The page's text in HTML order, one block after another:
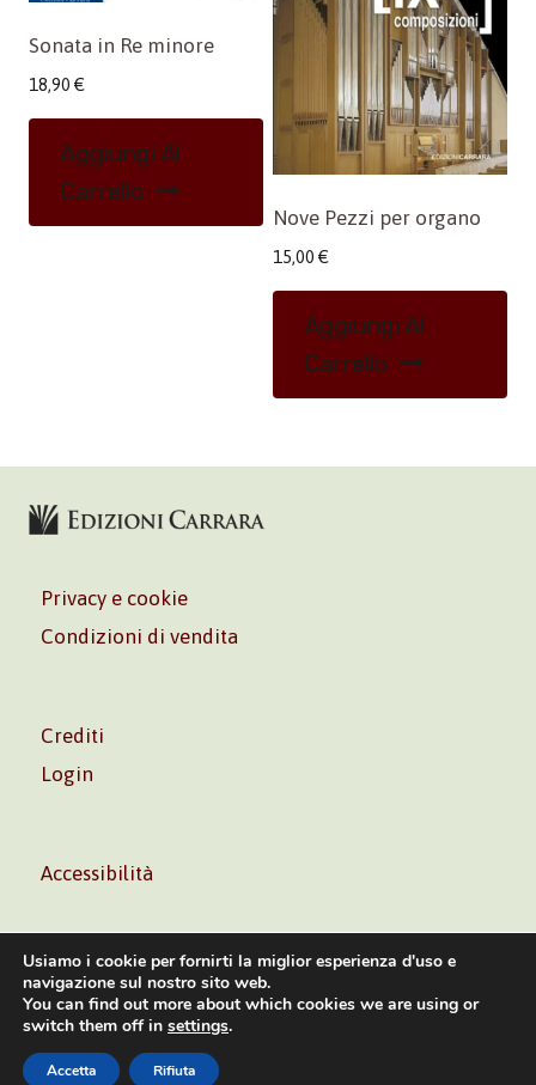
Sonata in Re minore
18,90 €
Aggiungi Al
Carrello
Nove Pezzi per organo
15,00 €
Aggiungi Al
Carrello
Privacy e cookie
Condizioni di vendita
Crediti
Login
Accessibilità
Volontè & Co. Srl – P.I. 06181480960 –info@volonte-
Usiamo i cookie per fornirti la miglior esperienza d'uso e
navigazione sul nostro sito web.
You can find out more about which cookies we are using or
switch them off in settings.
Accetta Rifiuta